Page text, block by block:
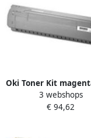
Oki Toner Kit
pagina&apos;s
3 webshops
€ 94,62